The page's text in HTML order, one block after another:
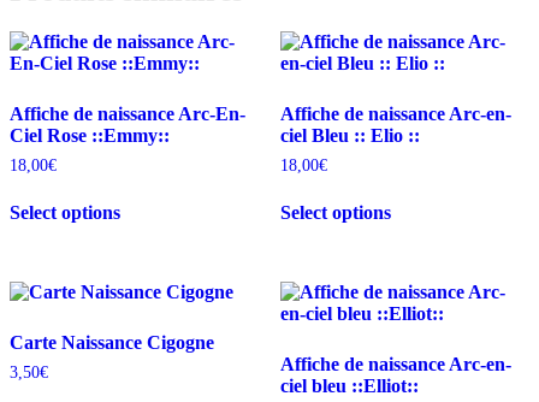
Affiche de naissance Arc-En-
Ciel Rose ::Emmy::
18,00€
Select options
Affiche de naissance Arc-en-
ciel Bleu :: Elio ::
18,00€
Select options
Carte Naissance Cigogne
3,50€
Affiche de naissance Arc-en-
ciel bleu ::Elliot::